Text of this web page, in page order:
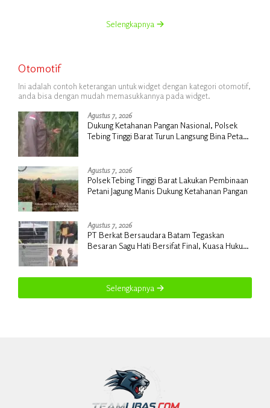
Selengkapnya
Otomotif
Ini adalah contoh keterangan untuk widget dengan kategori otomotif,
anda bisa dengan mudah memasukkannya pada widget.
Agustus 7, 2026
Dukung Ketahanan Pangan Nasional, Polsek
Tebing Tinggi Barat Turun Langsung Bina Petani
Agustus 7, 2026
Polsek Tebing Tinggi Barat Lakukan Pembinaan
Petani Jagung Manis Dukung Ketahanan Pangan
Agustus 7, 2026
PT Berkat Bersaudara Batam Tegaskan
Besaran Sagu Hati Bersifat Final, Kuasa Hukum
Selengkapnya